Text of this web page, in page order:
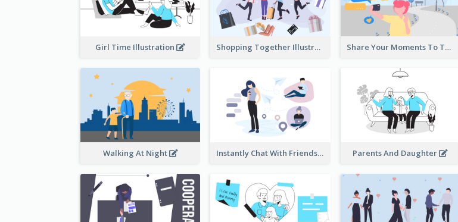
Girl Time Illustration Shopping Together Illustration Share Your Moments To The World Illustration
Walking At Night Instantly Chat With Friends Illustration Parents And Daughter